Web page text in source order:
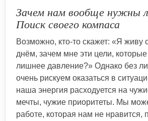
Зачем нам вообще нужны
Поиск своего компаса
Возможно, кто-то скажет: «Я живу
днём, зачем мне эти цели,
лишнее давление?» Однако без
очень рискуем оказаться в
наша энергия расходуется на
мечты, чужие приоритеты. Мы
работе, которая нам не нравится,